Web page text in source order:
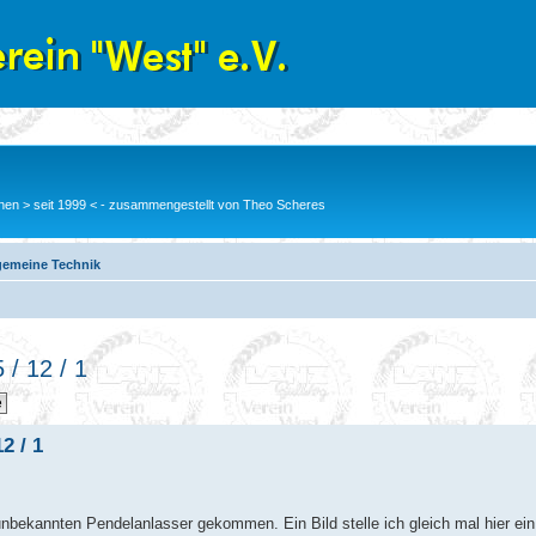
> seit 1999 < - zusammengestellt von Theo Scheres
Technik
/ 12 / 1
/ 1
Pendelanlasser gekommen. Ein Bild stelle ich gleich mal hier